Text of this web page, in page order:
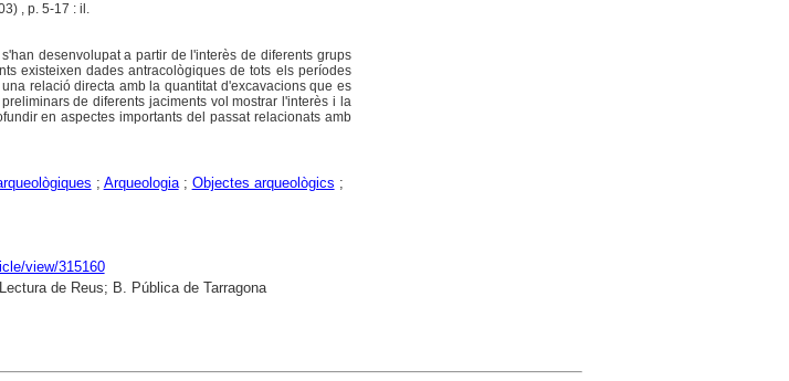
, p. 5-17 : il.
desenvolupat a partir de l'interès de diferents grups
existeixen dades antracològiques de tots els períodes
relació directa amb la quantitat d'excavacions que es
de diferents jaciments vol mostrar l'interès i la
en aspectes importants del passat relacionats amb
; Arqueologia; Objectes arqueològics ;
view/315160
de Reus; B. Pública de Tarragona